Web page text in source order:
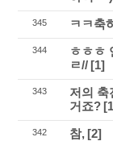
345 ㅋㅋ축
344
ㅎㅎㅎ
ㄹ// [1]
343
저의 축
거죠?
342 참, [2]